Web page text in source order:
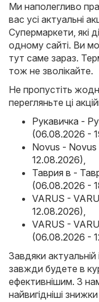
Ми наполегливо
вас усі актуальні
Супермаркети, які
одному сайті. Ви
тут саме зараз.
тож не зволікайте.
Не пропустіть
перегляньте ці
Рукавичка -
(06.08.2026 -
Novus -
12.08.2026),
Таврия в -
(06.08.2026 -
VARUS -
12.08.2026),
VARUS -
(06.08.2026 -
Завдяки актуальній
завжди будете в
ефективнішим. З
найвигідніші